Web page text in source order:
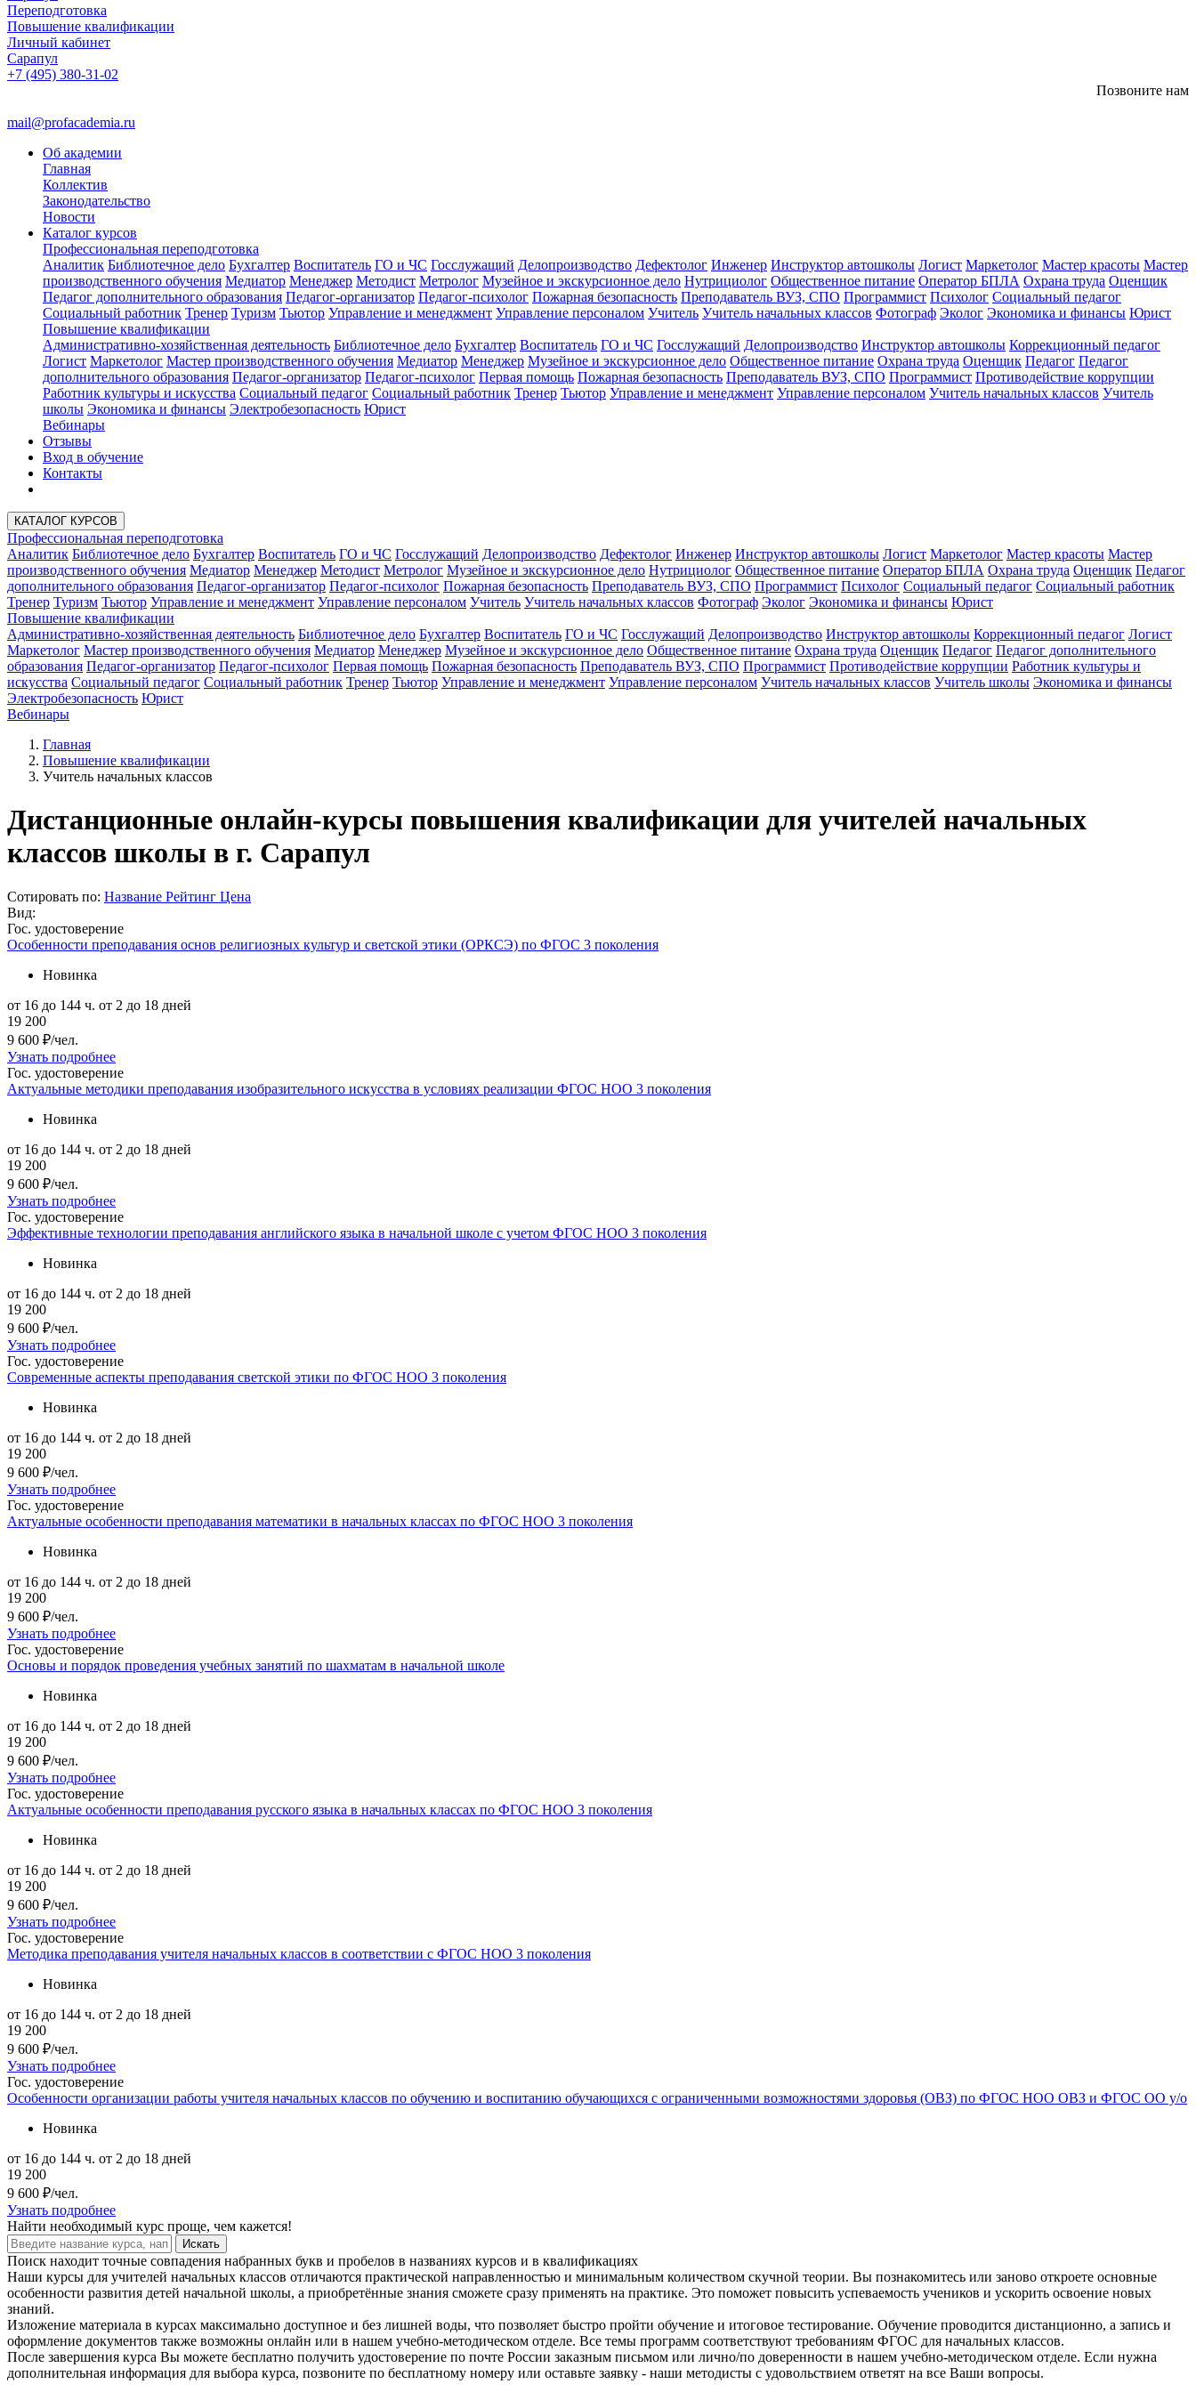
Переподготовка
Повышение квалификации
Личный кабинет
Сарапул
+7 (495) 380-31-02
Позвоните нам
mail@profacademia.ru
Об академии
Главная
Коллектив
Законодательство
Новости
Каталог курсов
Профессиональная переподготовка
Аналитик Библиотечное дело Бухгалтер Воспитатель ГО и ЧС Госслужащий Делопроизводство Дефектолог Инженер Инструктор автошколы Логист Маркетолог Мастер красоты Мастер
производственного обучения Медиатор Менеджер Методист Метролог Музейное и экскурсионное дело Нутрициолог Общественное питание Оператор БПЛА Охрана труда Оценщик
Педагог дополнительного образования Педагог-организатор Педагог-психолог Пожарная безопасность Преподаватель ВУЗ, СПО Программист Психолог Социальный педагог
Социальный работник Тренер Туризм Тьютор Управление и менеджмент Управление персоналом Учитель Учитель начальных классов Фотограф Эколог Экономика и финансы Юрист
Повышение квалификации
Административно-хозяйственная деятельность Библиотечное дело Бухгалтер Воспитатель ГО и ЧС Госслужащий Делопроизводство Инструктор автошколы Коррекционный педагог
Логист Маркетолог Мастер производственного обучения Медиатор Менеджер Музейное и экскурсионное дело Общественное питание Охрана труда Оценщик Педагог Педагог
дополнительного образования Педагог-организатор Педагог-психолог Первая помощь Пожарная безопасность Преподаватель ВУЗ, СПО Программист Противодействие коррупции
Работник культуры и искусства Социальный педагог Социальный работник Тренер Тьютор Управление и менеджмент Управление персоналом Учитель начальных классов Учитель
школы Экономика и финансы Электробезопасность Юрист
Вебинары
Отзывы
Вход в обучение
Контакты
КАТАЛОГ КУРСОВ
Профессиональная переподготовка
Аналитик Библиотечное дело Бухгалтер Воспитатель ГО и ЧС Госслужащий Делопроизводство Дефектолог Инженер Инструктор автошколы Логист Маркетолог Мастер красоты Мастер
производственного обучения Медиатор Менеджер Методист Метролог Музейное и экскурсионное дело Нутрициолог Общественное питание Оператор БПЛА Охрана труда Оценщик Педагог
дополнительного образования Педагог-организатор Педагог-психолог Пожарная безопасность Преподаватель ВУЗ, СПО Программист Психолог Социальный педагог Социальный работник
Тренер Туризм Тьютор Управление и менеджмент Управление персоналом Учитель Учитель начальных классов Фотограф Эколог Экономика и финансы Юрист
Повышение квалификации
Административно-хозяйственная деятельность Библиотечное дело Бухгалтер Воспитатель ГО и ЧС Госслужащий Делопроизводство Инструктор автошколы Коррекционный педагог Логист
Маркетолог Мастер производственного обучения Медиатор Менеджер Музейное и экскурсионное дело Общественное питание Охрана труда Оценщик Педагог Педагог дополнительного
образования Педагог-организатор Педагог-психолог Первая помощь Пожарная безопасность Преподаватель ВУЗ, СПО Программист Противодействие коррупции Работник культуры и
искусства Социальный педагог Социальный работник Тренер Тьютор Управление и менеджмент Управление персоналом Учитель начальных классов Учитель школы Экономика и финансы
Электробезопасность Юрист
Вебинары
Главная
Повышение квалификации
Учитель начальных классов
Дистанционные онлайн-курсы повышения квалификации для учителей начальных
классов школы в г. Сарапул
Сотировать по: Название Рейтинг Цена
Вид:
Гос. удостоверение
Особенности преподавания основ религиозных культур и светской этики (ОРКСЭ) по ФГОС 3 поколения
Новинка
от 16 до 144 ч. от 2 до 18 дней
19 200
9 600 ₽/чел.
Узнать подробнее
Гос. удостоверение
Актуальные методики преподавания изобразительного искусства в условиях реализации ФГОС НОО 3 поколения
Новинка
от 16 до 144 ч. от 2 до 18 дней
19 200
9 600 ₽/чел.
Узнать подробнее
Гос. удостоверение
Эффективные технологии преподавания английского языка в начальной школе с учетом ФГОС НОО 3 поколения
Новинка
от 16 до 144 ч. от 2 до 18 дней
19 200
9 600 ₽/чел.
Узнать подробнее
Гос. удостоверение
Современные аспекты преподавания светской этики по ФГОС НОО 3 поколения
Новинка
от 16 до 144 ч. от 2 до 18 дней
19 200
9 600 ₽/чел.
Узнать подробнее
Гос. удостоверение
Актуальные особенности преподавания математики в начальных классах по ФГОС НОО 3 поколения
Новинка
от 16 до 144 ч. от 2 до 18 дней
19 200
9 600 ₽/чел.
Узнать подробнее
Гос. удостоверение
Основы и порядок проведения учебных занятий по шахматам в начальной школе
Новинка
от 16 до 144 ч. от 2 до 18 дней
19 200
9 600 ₽/чел.
Узнать подробнее
Гос. удостоверение
Актуальные особенности преподавания русского языка в начальных классах по ФГОС НОО 3 поколения
Новинка
от 16 до 144 ч. от 2 до 18 дней
19 200
9 600 ₽/чел.
Узнать подробнее
Гос. удостоверение
Методика преподавания учителя начальных классов в соответствии с ФГОС НОО 3 поколения
Новинка
от 16 до 144 ч. от 2 до 18 дней
19 200
9 600 ₽/чел.
Узнать подробнее
Гос. удостоверение
Особенности организации работы учителя начальных классов по обучению и воспитанию обучающихся с ограниченными возможностями здоровья (ОВЗ) по ФГОС НОО ОВЗ и ФГОС ОО у/о
Новинка
от 16 до 144 ч. от 2 до 18 дней
19 200
9 600 ₽/чел.
Узнать подробнее
Найти необходимый курс проще, чем кажется!
Искать
Поиск находит точные совпадения набранных букв и пробелов в названиях курсов и в квалификациях
Наши курсы для учителей начальных классов отличаются практической направленностью и минимальным количеством скучной теории. Вы познакомитесь или заново откроете основные
особенности развития детей начальной школы, а приобретённые знания сможете сразу применять на практике. Это поможет повысить успеваемость учеников и ускорить освоение новых
знаний.
Изложение материала в курсах максимально доступное и без лишней воды, что позволяет быстро пройти обучение и итоговое тестирование. Обучение проводится дистанционно, а запись и
оформление документов также возможны онлайн или в нашем учебно-методическом отделе. Все темы программ соответствуют требованиям ФГОС для начальных классов.
После завершения курса Вы можете бесплатно получить удостоверение по почте России заказным письмом или лично/по доверенности в нашем учебно-методическом отделе. Если нужна
дополнительная информация для выбора курса, позвоните по бесплатному номеру или оставьте заявку - наши методисты с удовольствием ответят на все Ваши вопросы.